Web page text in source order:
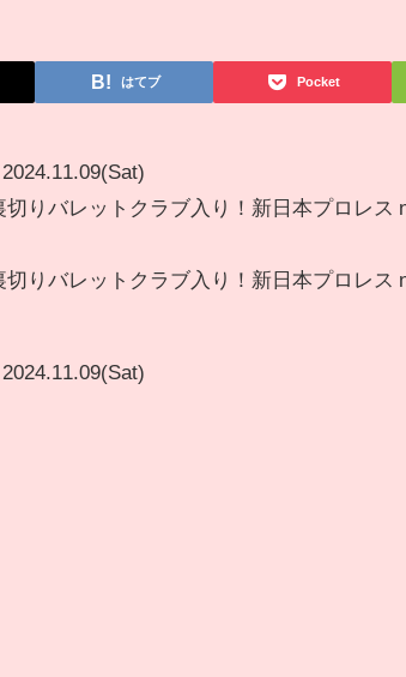
はてブ Pocket
2024.11.09(Sat)
りバレットクラブ入り！新日本プロレス
りバレットクラブ入り！新日本プロレス
2024.11.09(Sat)